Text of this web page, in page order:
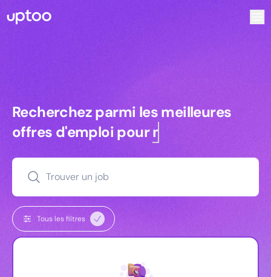
Recherchez parmi les meilleures
Recherchez parmi les meilleures
offres d'emploi pourmanagers
Trouver un job
Tous les filtres